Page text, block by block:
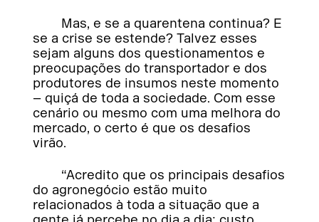
Mas, e se a quarentena continua? E
se a crise se estende? Talvez esses
sejam alguns dos questionamentos e
preocupações do transportador e dos
produtores de insumos neste momento
– quiçá de toda a sociedade. Com esse
cenário ou mesmo com uma melhora do
mercado, o certo é que os desafios
virão.
“Acredito que os principais desafios
do agronegócio estão muito
relacionados à toda a situação que a